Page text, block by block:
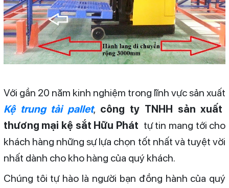
Với gần 20 năm kinh nghiệm trong lĩnh vực sản xuất
Kệ trung tải pallet, công ty TNHH sản xuất
thương mại kệ sắt Hữu Phát tự tin mang tới cho
khách hàng những sự lựa chọn tốt nhất và tuyệt vời
nhất dành cho kho hàng của quý khách.
Chúng tôi tự hào là người bạn đồng hành của quý